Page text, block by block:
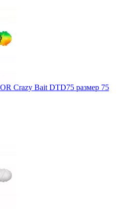
Crazy Bait DTD75 размер 75